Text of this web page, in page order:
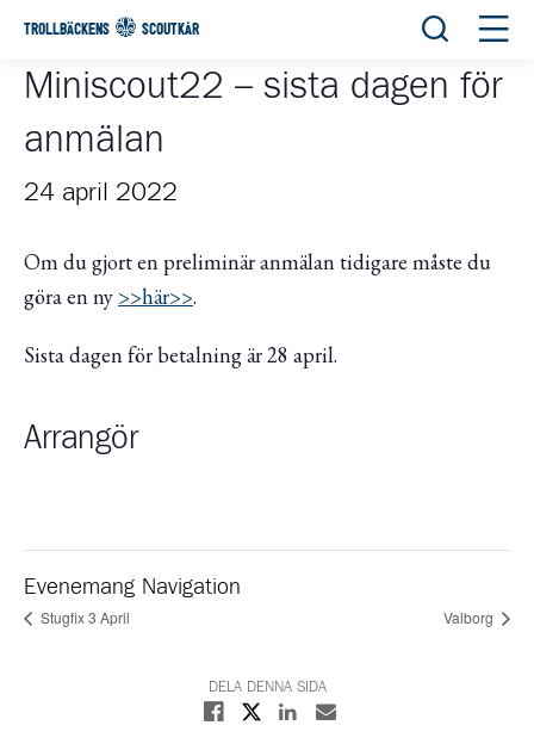
TROLLBÄCKENS SCOUTKÅR Öppna
Miniscout22 – sista dagen för
anmälan
24 april 2022
Om du gjort en preliminär anmälan tidigare måste du
göra en ny >>här>>.
Sista dagen för betalning är 28 april.
Arrangör
Evenemang Navigation
Stugfix 3 April Valborg
DELA DENNA SIDA
Dela på Facebook
Dela på XDela på Linkedin
Dela med E-post